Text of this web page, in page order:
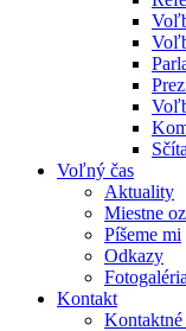
Voľný čas
Aktuality
Miestne
Píšeme mi
Odkazy
Fotogaléria
Kontakt
Kontaktné